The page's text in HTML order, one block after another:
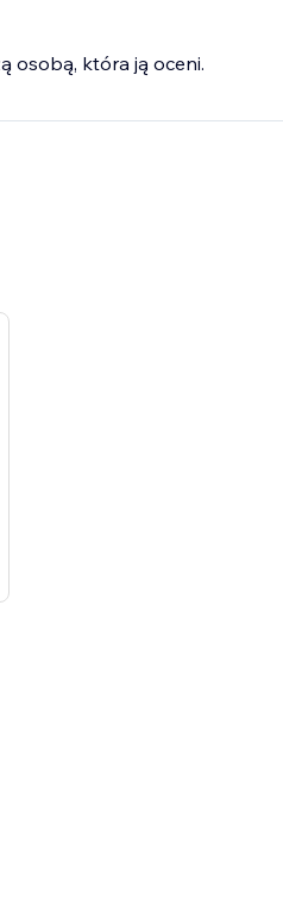
osobą, która ją oceni.